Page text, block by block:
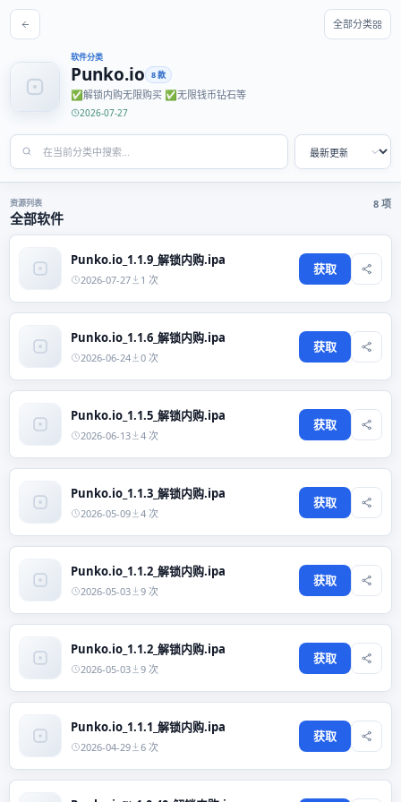
全部分类
软件分类
Punko.io 8 款
✅解锁内购无限购买 ✅无限钱币钻石等
2026-07-27
资源列表
全部软件
8 项
Punko.io_1.1.9_解锁内购.ipa
2026-07-27 1 次
获取
Punko.io_1.1.6_解锁内购.ipa
2026-06-24 0 次
获取
Punko.io_1.1.5_解锁内购.ipa
2026-06-13 4 次
获取
Punko.io_1.1.3_解锁内购.ipa
2026-05-09 4 次
获取
Punko.io_1.1.2_解锁内购.ipa
2026-05-03 9 次
获取
Punko.io_1.1.2_解锁内购.ipa
2026-05-03 9 次
获取
Punko.io_1.1.1_解锁内购.ipa
2026-04-29 6 次
获取